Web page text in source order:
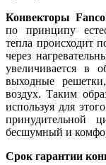
Конвекторы
по принципу
тепла происходит
через
увеличивается в
выходные
воздух. Таким
используя для
принудительной
бесшумный и
Срок гарантии